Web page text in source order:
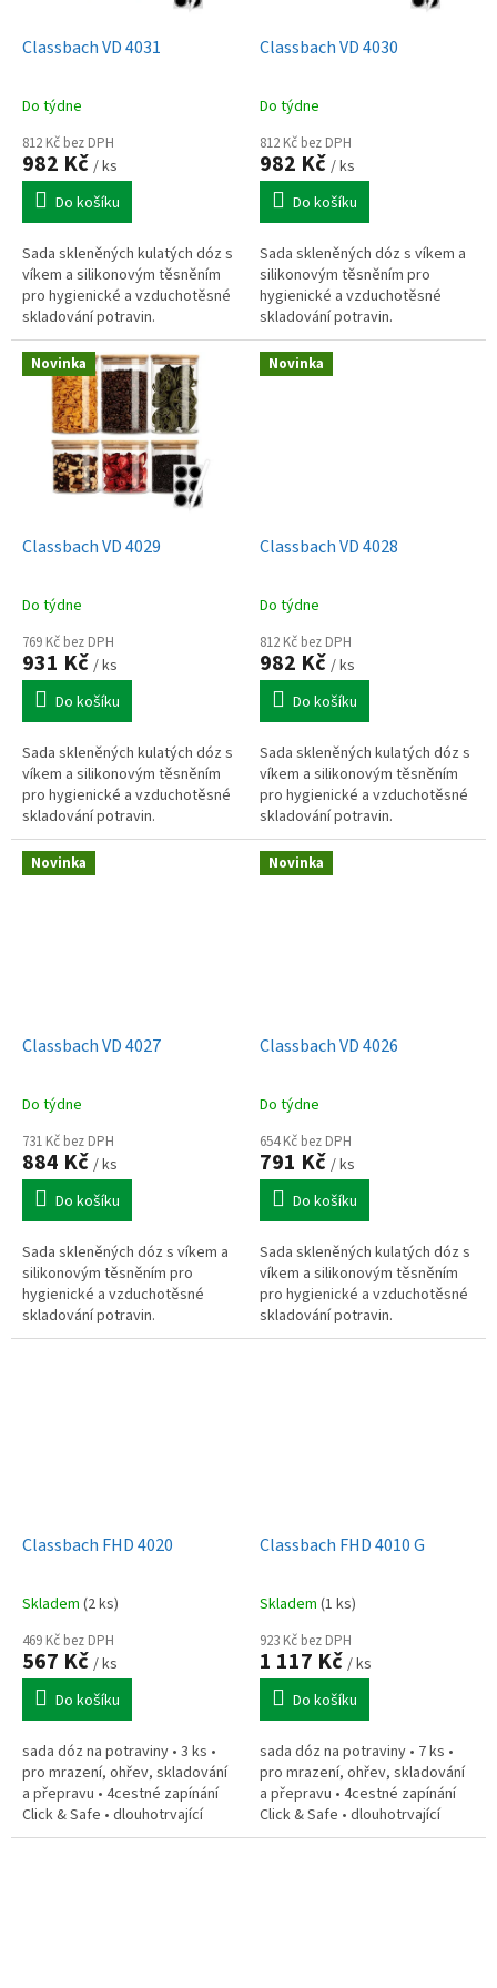
Classbach VD 4031
Do týdne
812 Kč bez DPH
982 Kč / ks
Do košíku
Sada skleněných kulatých dóz s
víkem a silikonovým těsněním
pro hygienické a vzduchotěsné
skladování potravin.
Classbach VD 4030
Do týdne
812 Kč bez DPH
982 Kč / ks
Do košíku
Sada skleněných dóz s víkem a
silikonovým těsněním pro
hygienické a vzduchotěsné
skladování potravin.
Novinka
Classbach VD 4029
Do týdne
769 Kč bez DPH
931 Kč / ks
Do košíku
Sada skleněných kulatých dóz s
víkem a silikonovým těsněním
pro hygienické a vzduchotěsné
skladování potravin.
Novinka
Classbach VD 4028
Do týdne
812 Kč bez DPH
982 Kč / ks
Do košíku
Sada skleněných kulatých dóz s
víkem a silikonovým těsněním
pro hygienické a vzduchotěsné
skladování potravin.
Novinka
Classbach VD 4027
Do týdne
731 Kč bez DPH
884 Kč / ks
Do košíku
Sada skleněných dóz s víkem a
silikonovým těsněním pro
hygienické a vzduchotěsné
skladování potravin.
Novinka
Classbach VD 4026
Do týdne
654 Kč bez DPH
791 Kč / ks
Do košíku
Sada skleněných kulatých dóz s
víkem a silikonovým těsněním
pro hygienické a vzduchotěsné
skladování potravin.
Classbach FHD 4020
Skladem (2 ks)
469 Kč bez DPH
567 Kč / ks
Do košíku
sada dóz na potraviny • 3 ks •
pro mrazení, ohřev, skladování
a přepravu • 4cestné zapínání
Click & Safe • dlouhotrvající
svěžest, aroma • teplotní
Classbach FHD 4010 G
Skladem (1 ks)
923 Kč bez DPH
1 117 Kč / ks
Do košíku
sada dóz na potraviny • 7 ks •
pro mrazení, ohřev, skladování
a přepravu • 4cestné zapínání
Click & Safe • dlouhotrvající
svěžest, aroma • teplotní